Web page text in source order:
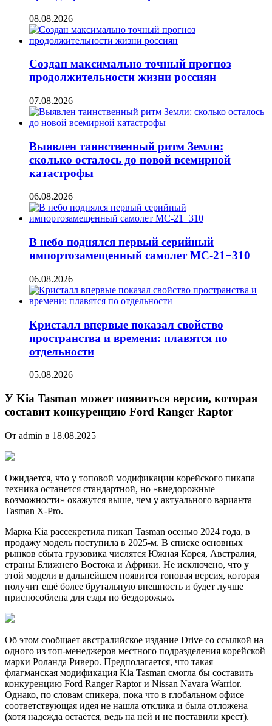
08.08.2026
Создан максимально точный прогноз
продолжительности жизни россиян
07.08.2026
Выявлен таинственный ритм Земли:
сколько осталось до новой всемирной
катастрофы
06.08.2026
В небо поднялся первый серийный
импортозамещенный самолет МС-21−310
06.08.2026
Кристалл впервые показал свойство
пространства и времени: плавятся по
отдельности
05.08.2026
У Kia Tasman может появиться версия, которая
составит конкуренцию Ford Ranger Raptor
От admin в 18.08.2025
Ожидается, что у топовой модификации корейского пикапа
техника останется стандартной, но «внедорожные
возможности» окажутся выше, чем у актуального варианта
Tasman X-Pro.
Марка Kia рассекретила пикап Tasman осенью 2024 года, в
продажу модель поступила в 2025-м. В списке основных
рынков сбыта грузовика числятся Южная Корея, Австралия,
страны Ближнего Востока и Африки. Не исключено, что у
этой модели в дальнейшем появится топовая версия, которая
получит ещё более брутальную внешность и будет лучше
приспособлена для езды по бездорожью.
Об этом сообщает австралийское издание Drive со ссылкой на
одного из топ-менеджеров местного подразделения корейской
марки Роланда Риверо. Предполагается, что такая
флагманская модификация Kia Tasman смогла бы составить
конкуренцию Ford Ranger Raptor и Nissan Navara Warrior.
Однако, по словам спикера, пока что в глобальном офисе
соответствующая идея не нашла отклика и была отложена
(хотя надежда остаётся, ведь на ней и не поставили крест).